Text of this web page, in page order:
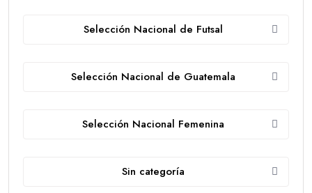
Selección Nacional de Futsal
Selección Nacional de Guatemala
Selección Nacional Femenina
Sin categoría